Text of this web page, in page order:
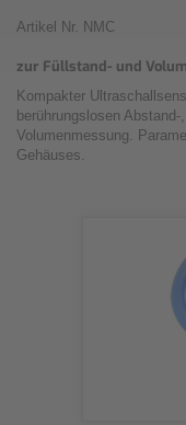
Artikel Nr. NMC
zur Füllstand- und
Kompakter
berührungslosen
Volumenmessung.
Gehäuses.